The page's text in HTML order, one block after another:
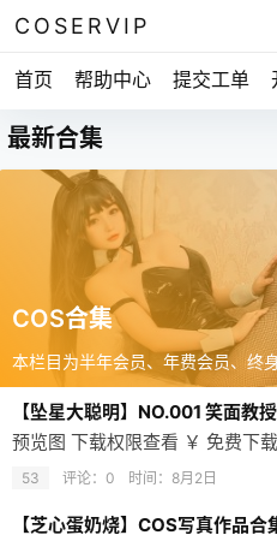
COSERVIP
首页 帮助中心 提交工单
最新合集
COS合集
本栏目为半年会员、年费会员、终
【坠星大聪明】NO.001 笑面
53 评论：0 时间： 8月2日
【芝心蛋奶烧】COS写真作品